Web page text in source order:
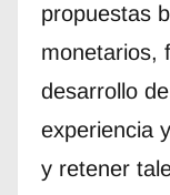
propuestas
monetarios,
desarrollo
experiencia
y retener